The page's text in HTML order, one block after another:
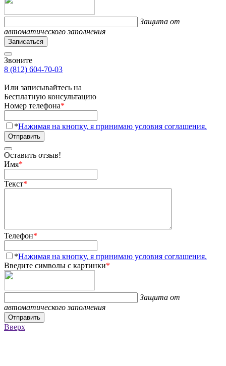
Защита от
автоматического заполнения
Записаться
Звоните
8 (812) 604-70-03
Или записывайтесь на
Бесплатную консультацию
Номер телефона*
*Нажимая на кнопку, я принимаю условия соглашения.
Отправить
Оставить отзыв!
Имя*
Текст*
Телефон*
*Нажимая на кнопку, я принимаю условия соглашения.
Введите символы с картинки*
Защита от
автоматического заполнения
Отправить
Вверх